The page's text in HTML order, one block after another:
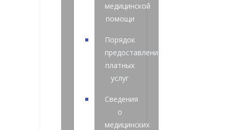
медицинской
помощи
Порядок
предоставления
платных
услуг
Сведения
о
медицинских